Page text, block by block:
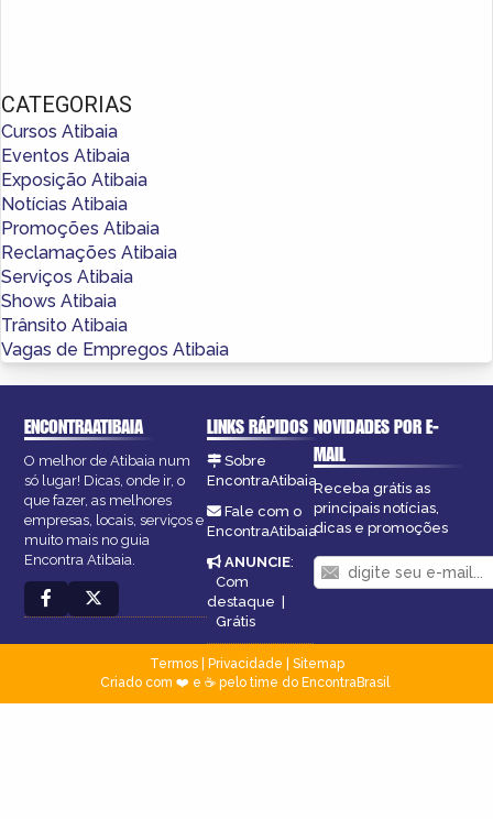
CATEGORIAS
Cursos Atibaia
Eventos Atibaia
Exposição Atibaia
Notícias Atibaia
Promoções Atibaia
Reclamações Atibaia
Serviços Atibaia
Shows Atibaia
Trânsito Atibaia
Vagas de Empregos Atibaia
ENCONTRAATIBAIA
O melhor de Atibaia num
só lugar! Dicas, onde ir, o
que fazer, as melhores
empresas, locais, serviços e
muito mais no guia
Encontra Atibaia.
LINKS RÁPIDOS
Sobre
EncontraAtibaia
Fale com o
EncontraAtibaia
ANUNCIE:
Com
destaque
Grátis
NOVIDADES POR E-
MAIL
Receba grátis as
principais notícias,
dicas e promoções
Termos| Privacidade
Sitemap
Criado com ❤️ e ☕ pelo time do EncontraBrasil